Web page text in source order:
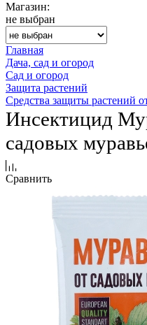
Магазин:
не выбран
Главная
Дача, сад и огород
Сад и огород
Защита растений
Средства защиты растений
Инсектицид
садовых
Сравнить